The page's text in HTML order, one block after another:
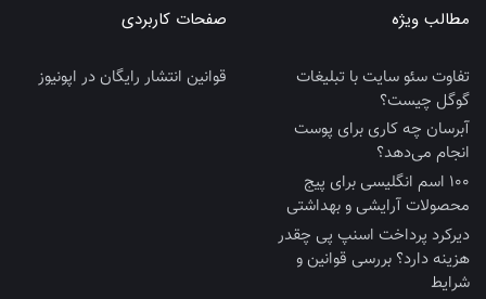
مطالب ویژه
تفاوت سئو سایت با تبلیغات
گوگل چیست؟
آبرسان چه کاری برای پوست
انجام می‌دهد؟
100 اسم انگلیسی برای پیج
محصولات آرایشی و بهداشتی
دیرکرد پرداخت اسنپ پی چقدر
هزینه دارد؟ بررسی قوانین و
شرایط
صفحات کاربردی
قوانین انتشار رایگان در اپونیوز